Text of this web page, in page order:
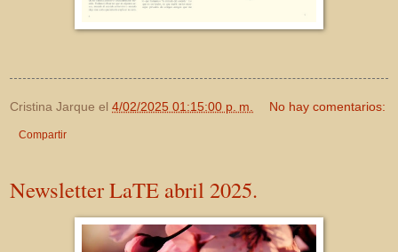
Cristina Jarque el 4/02/2025 01:15:00 p. m. No hay comentarios:
Compartir
Newsletter LaTE abril 2025.